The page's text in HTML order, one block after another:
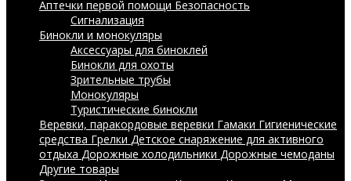
Аптечки первой помощи Безопасность
Сигнализация
Бинокли и монокуляры
Аксессуары для биноклей
Бинокли для охоты
Зрительные трубы
Монокуляры
Туристические бинокли
Веревки, паракордовые веревки Гамаки Гигиенические
средства Грелки Детское снаряжение для активного
отдыха Дорожные холодильники Дорожные чемоданы
Другие товары